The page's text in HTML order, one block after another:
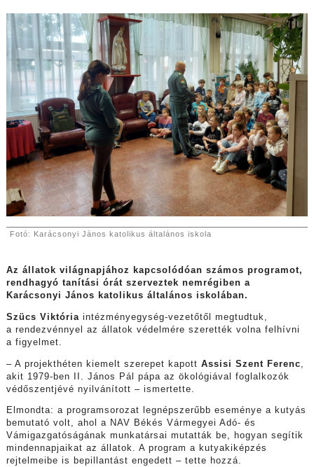
Fotó: Karácsonyi János katolikus általános iskola
Az állatok világnapjához kapcsolódóan számos programot,
rendhagyó tanítási órát szerveztek nemrégiben a
Karácsonyi János katolikus általános iskolában.
Szücs Viktóriaintézményegység-vezetőtől megtudtuk,
a rendezvénnyel az állatok védelmére szerették volna felhívni
a figyelmet.
– A projekthéten kiemelt szerepet kapott Assisi Szent Ferenc
akit 1979-ben II. János Pál pápa az ökológiával foglalkozók
védőszentjévé nyilvánított – ismertette.
Elmondta: a programsorozat legnépszerűbb eseménye a kutyás
bemutató volt, ahol a NAV Békés Vármegyei Adó- és
Vámigazgatóságának munkatársai mutatták be, hogyan segítik
mindennapjaikat az állatok. A program a kutyakiképzés
rejtelmeibe is bepillantást engedett – tette hozzá.